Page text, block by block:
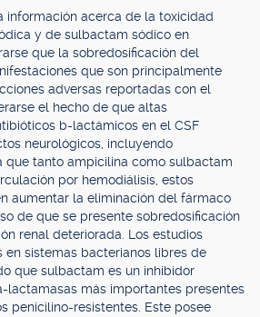
información acerca de la toxicidad
y de sulbactam sódico en
que la sobredosificación del
que son principalmente
adversas reportadas con el
el hecho de que altas
b-lactámicos en el CSF
neurológicos, incluyendo
que tanto ampicilina como sulbactam
por hemodiálisis, estos
aumentar la eliminación del fármaco
de que se presente sobredosificación
renal deteriorada. Los estudios
en sistemas bacterianos libres de
que sulbactam es un inhibidor
lactamasas más importantes presentes
penicilino-resistentes. Este posee